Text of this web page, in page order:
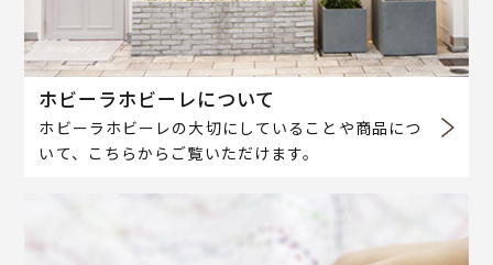
ホビーラホビーレについて
ホビーラホビーレの大切にしていることや商品につ
いて、こちらからご覧いただけます。